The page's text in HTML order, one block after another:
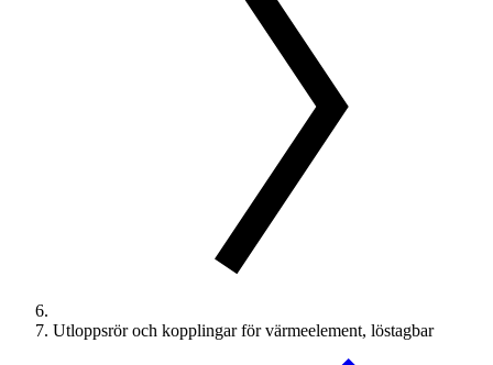
Utloppsrör och kopplingar för värmeelement, löstagbar